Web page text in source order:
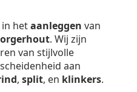
in hetaanleggen van
. Wij zijn
van stijlvolle
aan
, split, en klinkers.